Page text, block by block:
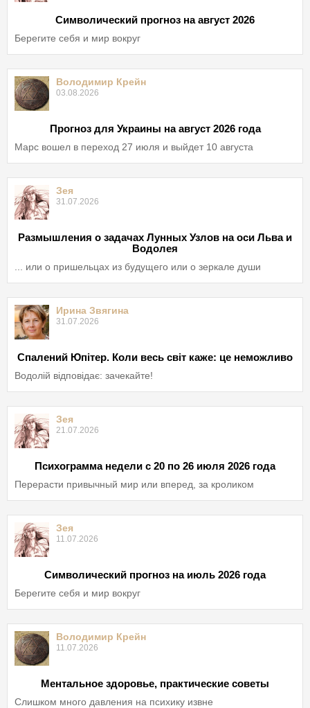
Символический прогноз на август 2026
Берегите себя и мир вокруг
Володимир Крейн
03.08.2026
Прогноз для Украины на август 2026 года
Марс вошел в переход 27 июля и выйдет 10 августа
Зея
31.07.2026
Размышления о задачах Лунных Узлов на оси Льва и
Водолея
... или о пришельцах из будущего или о зеркале души
Ирина Звягина
31.07.2026
Спалений Юпітер. Коли весь світ каже: це неможливо
Водолій відповідає: зачекайте!
Зея
21.07.2026
Психограмма недели с 20 по 26 июля 2026 года
Перерасти привычный мир или вперед, за кроликом
Зея
11.07.2026
Символический прогноз на июль 2026 года
Берегите себя и мир вокруг
Володимир Крейн
11.07.2026
Ментальное здоровье, практические советы
Слишком много давления на психику извне